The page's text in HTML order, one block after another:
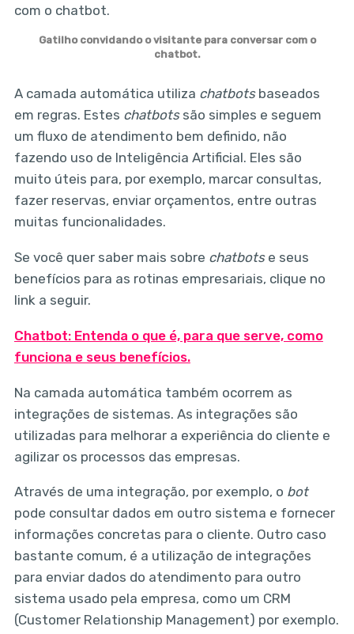
Gatilho convidando o visitante para conversar com o
chatbot.
A camada automática utiliza chatbots baseados
em regras. Estes chatbotssão simples e seguem
um fluxo de atendimento bem definido, não
fazendo uso de Inteligência Artificial. Eles são
muito úteis para, por exemplo, marcar consultas,
fazer reservas, enviar orçamentos, entre outras
muitas funcionalidades.
Se você quer saber mais sobre chatbotse seus
benefícios para as rotinas empresariais, clique no
link a seguir.
Chatbot: Entenda o que é, para que serve, como
funciona e seus benefícios.
Na camada automática também ocorrem as
integrações de sistemas. As integrações são
utilizadas para melhorar a experiência do cliente e
agilizar os processos das empresas.
Através de uma integração, por exemplo, o bot
pode consultar dados em outro sistema e fornecer
informações concretas para o cliente. Outro caso
bastante comum, é a utilização de integrações
para enviar dados do atendimento para outro
sistema usado pela empresa, como um CRM
(Customer Relationship Management) por exemplo.